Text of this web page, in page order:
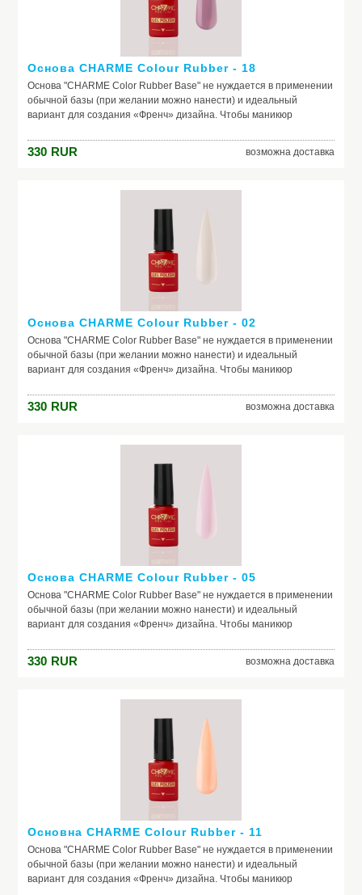
Основа CHARME Colour Rubber - 18
Основа "CHARME Color Rubber Base" не нуждается в применении
обычной базы (при желании можно нанести) и идеальный
вариант для создания «Френч» дизайна. Чтобы маникюр
лака и ногтевой пластины. Базовое покрытие выравнивает
природный тон, маскирует неровности ногтя и его естественное
красящих веществ, поможет добиться по-настоящему добротного
красите ногти самостоятельно, основа – ваш самый главный
330 RUR возможна доставка
Основа CHARME Colour Rubber - 02
Основа "CHARME Color Rubber Base" не нуждается в применении
обычной базы (при желании можно нанести) и идеальный
вариант для создания «Френч» дизайна. Чтобы маникюр
лака и ногтевой пластины. Базовое покрытие выравнивает
природный тон, маскирует неровности ногтя и его естественное
красящих веществ, поможет добиться по-настоящему добротного
красите ногти самостоятельно, основа – ваш самый главный
330 RUR возможна доставка
Основа CHARME Colour Rubber - 05
Основа "CHARME Color Rubber Base" не нуждается в применении
обычной базы (при желании можно нанести) и идеальный
вариант для создания «Френч» дизайна. Чтобы маникюр
лака и ногтевой пластины. Базовое покрытие выравнивает
природный тон, маскирует неровности ногтя и его естественное
красящих веществ, поможет добиться по-настоящему добротного
красите ногти самостоятельно, основа – ваш самый главный
330 RUR возможна доставка
Основна CHARME Colour Rubber - 11
Основа "CHARME Color Rubber Base" не нуждается в применении
обычной базы (при желании можно нанести) и идеальный
вариант для создания «Френч» дизайна. Чтобы маникюр